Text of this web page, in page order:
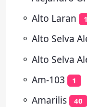
⚬ Alto Laran 1
⚬ Alto Selva
⚬ Alto Selva
⚬ Am-103 1
⚬ Amarilis 40